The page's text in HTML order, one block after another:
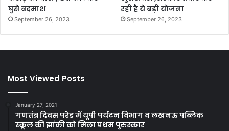
घुसे बदमाश
September 26, 2023
रही है ये बड़ी योजना
September 26, 2023
Most Viewed Posts
January 27, 2021
गणतंत्र दिवस परेड में यूपी पर्यटन विभाग व लखनऊ पब्लिक
स्कूल की झांकी को मिला प्रथम पुरुस्कार